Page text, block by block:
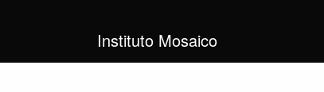
Instituto Mosaico